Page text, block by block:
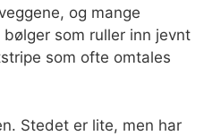
og mange
som ruller inn jevnt
som ofte omtales
Stedet er lite, men har